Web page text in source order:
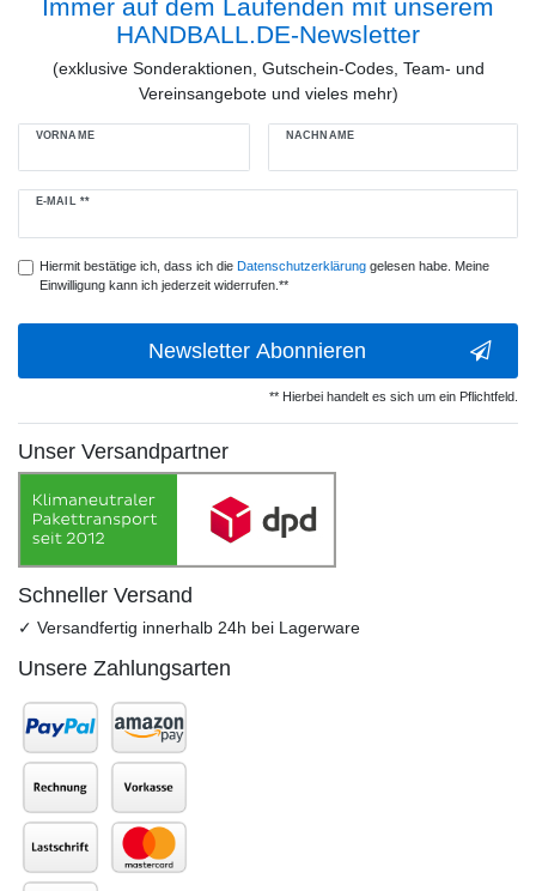
Immer auf dem Laufenden mit unserem
HANDBALL.DE-Newsletter
(exklusive Sonderaktionen, Gutschein-Codes, Team- und
Vereinsangebote und vieles mehr)
VORNAME NACHNAME
E-MAIL **
Newsletter
Hiermit bestätige ich, dass ich die Daten­schutz­erklärunggelesen habe. Meine
Einwilligung kann ich jederzeit widerrufen.**
Newsletter Abonnieren
** Hierbei handelt es sich um ein Pflichtfeld.
Unser Versandpartner
Schneller Versand
✓ Versandfertig innerhalb 24h bei Lagerware
Unsere Zahlungsarten